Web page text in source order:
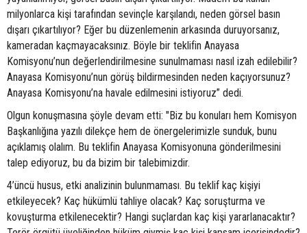
milyonlarca kişi tarafından sevinçle karşılandı, neden görsel basın
dışarı çıkartılıyor? Eğer bu düzenlemenin arkasında duruyorsanız,
kameradan kaçmayacaksınız. Böyle bir teklifin Anayasa
Komisyonu’nun değerlendirilmesine sunulmaması nasıl izah edilebilir?
Anayasa Komisyonu’nun görüş bildirmesinden neden kaçıyorsunuz?
Anayasa Komisyonu’na havale edilmesini istiyoruz” dedi.
Olgun konuşmasına şöyle devam etti: "Biz bu konuları hem Komisyon
Başkanlığına yazılı dilekçe hem de önergelerimizle sunduk, bunu
açıklamış olalım. Bu teklifin Anayasa Komisyonuna gönderilmesini
talep ediyoruz, bu da bizim bir talebimizdir.
4’üncü husus, etki analizinin bulunmaması. Bu teklif kaç kişiyi
etkileyecek? Kaç hükümlü tahliye olacak? Kaç soruşturma ve
kovuşturma etkilenecektir? Hangi suçlardan kaç kişi yararlanacaktır?